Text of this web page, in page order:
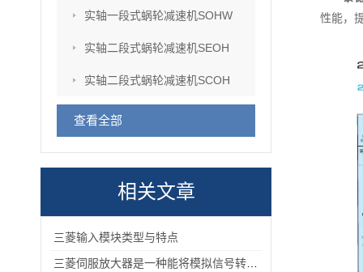
实轴一段式蜗轮减速机SOHW
实轴二段式蜗轮减速机SEOH
实轴二段式蜗轮减速机SCOH
查看全部
相关文章
三菱输入模块类型与特点
性能，